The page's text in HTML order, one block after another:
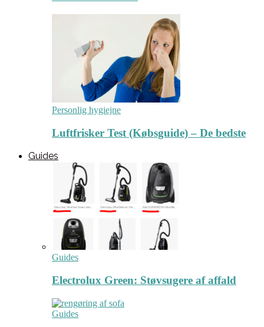
Personlig hygiejne
Luftfrisker Test (Købsguide) – De bedste
Guides
Guides
Electrolux Green: Støvsugere af affald
Guides